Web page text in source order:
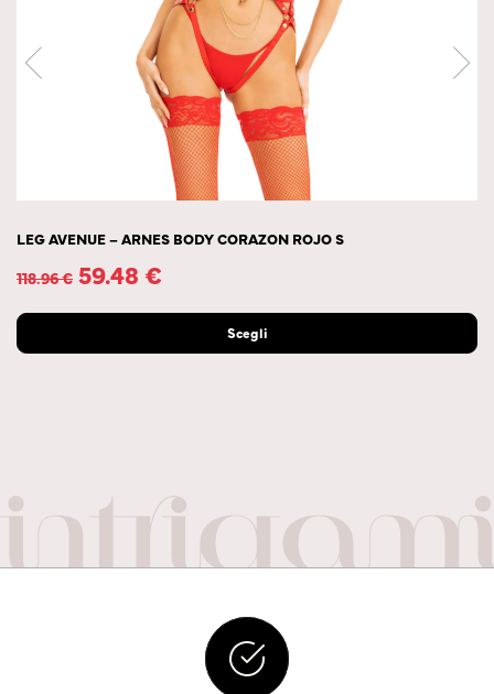
LEG AVENUE – ARNES BODY CORAZON ROJO S
118.96€ 59.48 €
Scegli